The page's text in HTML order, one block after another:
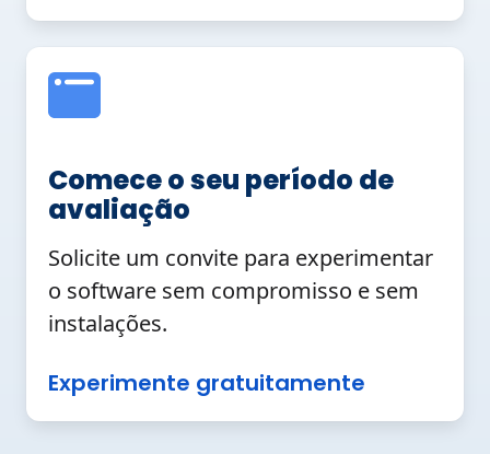
Comece o seu período de
avaliação
Solicite um convite para experimentar
o software sem compromisso e sem
instalações.
Experimente gratuitamente